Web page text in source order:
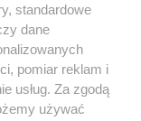
z portali
sięz nami
standardowe
dane
pomiar reklam i
usług. Za zgodą
używać